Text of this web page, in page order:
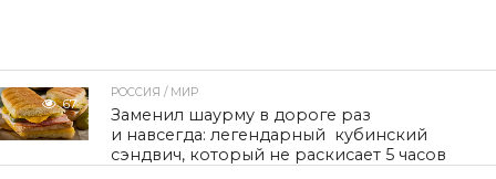
67
РОССИЯ / МИР
Заменил шаурму в дороге раз
и навсегда: легендарный кубинский
сэндвич, который не раскисает 5 часов